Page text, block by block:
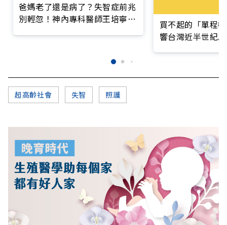
爸媽老了還是病了？失智症前兆
別輕忽！神內專科醫師王培寧呼
買不起的「單程
響台灣近半世紀
超高齡社會 失智 照護